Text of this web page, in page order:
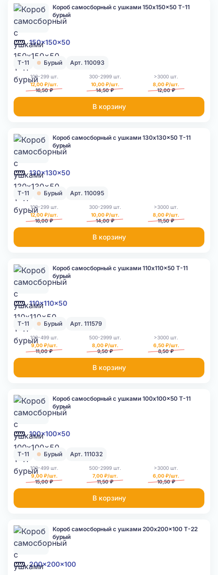
150x150x50
Короб самосборный с ушками 150x150x50 Т-11
бурый
Т-11 Бурый Арт. 110093
100-299 шт.
12,00 ₽/шт.
16,50 ₽
300-2999 шт.
10,00 ₽/шт.
14,50 ₽
>3000 шт.
8,00 ₽/шт.
12,00 ₽
В корзину
130x130x50
Короб самосборный с ушками 130x130x50 Т-11
бурый
Т-11 Бурый Арт. 110095
100-299 шт.
12,00 ₽/шт.
16,00 ₽
300-2999 шт.
10,00 ₽/шт.
14,00 ₽
>3000 шт.
8,00 ₽/шт.
11,50 ₽
В корзину
110x110x50
Короб самосборный с ушками 110x110x50 Т-11
бурый
Т-11 Бурый Арт. 111579
100-499 шт.
9,00 ₽/шт.
11,00 ₽
500-2999 шт.
8,00 ₽/шт.
9,50 ₽
>3000 шт.
6,50 ₽/шт.
8,50 ₽
В корзину
100x100x50
Короб самосборный с ушками 100x100x50 Т-11
бурый
Т-11 Бурый Арт. 111032
100-499 шт.
9,00 ₽/шт.
15,00 ₽
500-2999 шт.
7,00 ₽/шт.
11,50 ₽
>3000 шт.
6,00 ₽/шт.
10,50 ₽
В корзину
200x200x100
Короб самосборный с ушками 200x200x100 Т-22
бурый